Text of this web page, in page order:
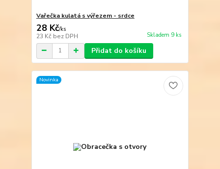
Vařečka kulatá s výřezem - srdce
28 Kč/ks
23 Kč bez DPH Skladem 9 ks
Přidat do košíku
Novinka